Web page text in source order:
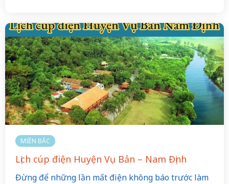
MIỀN BẮC
Lịch cúp điện Huyện Vụ Bản – Nam Định
Đừng để những lần mất điện không báo trước làm